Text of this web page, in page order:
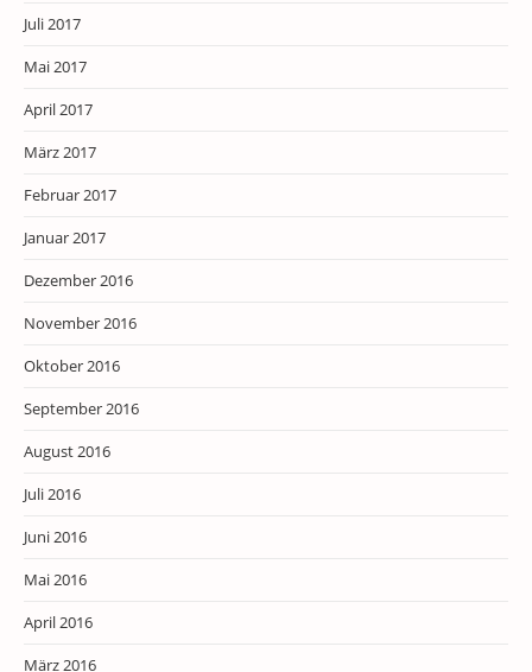
Juli 2017
Mai 2017
April 2017
März 2017
Februar 2017
Januar 2017
Dezember 2016
November 2016
Oktober 2016
September 2016
August 2016
Juli 2016
Juni 2016
Mai 2016
April 2016
März 2016